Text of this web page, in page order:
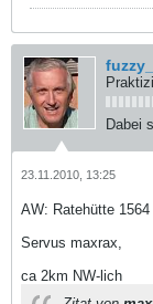
Dabei
23.11.2010, 13:25
AW: Ratehütte 1564
Servus maxrax,
ca 2km NW-lich